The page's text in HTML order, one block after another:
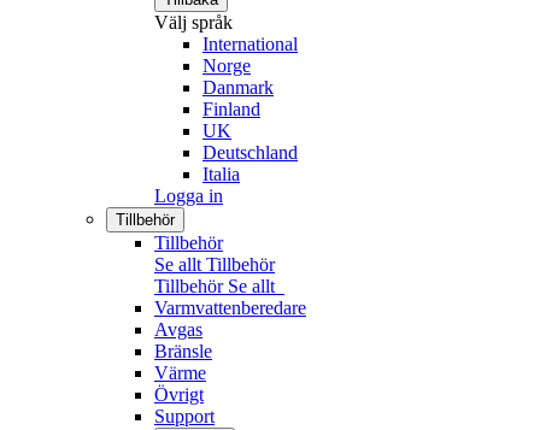
Välj språk
International
Norge
Danmark
Finland
UK
Deutschland
Italia
Logga in
Tillbehör
Tillbehör
Se allt Tillbehör
Tillbehör Se allt
Varmvattenberedare
Avgas
Bränsle
Värme
Övrigt
Support